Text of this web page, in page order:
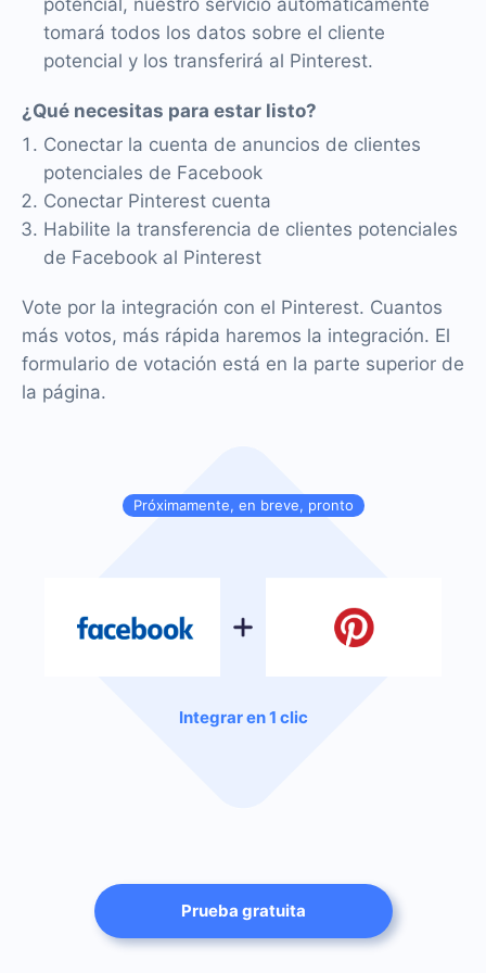
Próximamente, en breve, pronto
Integrar en 1 clic
tomará todos los datos sobre el cliente
potencial y los transferirá al Pinterest.
¿Qué necesitas para estar listo?
Conectar la cuenta de anuncios de clientes
potenciales de Facebook
Conectar Pinterest cuenta
Habilite la transferencia de clientes potenciales
de Facebook al Pinterest
Vote por la integración con el Pinterest. Cuantos
más votos, más rápida haremos la integración. El
formulario de votación está en la parte superior de
la página.
Prueba gratuita